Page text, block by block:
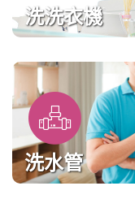
洗洗衣機
洗水管